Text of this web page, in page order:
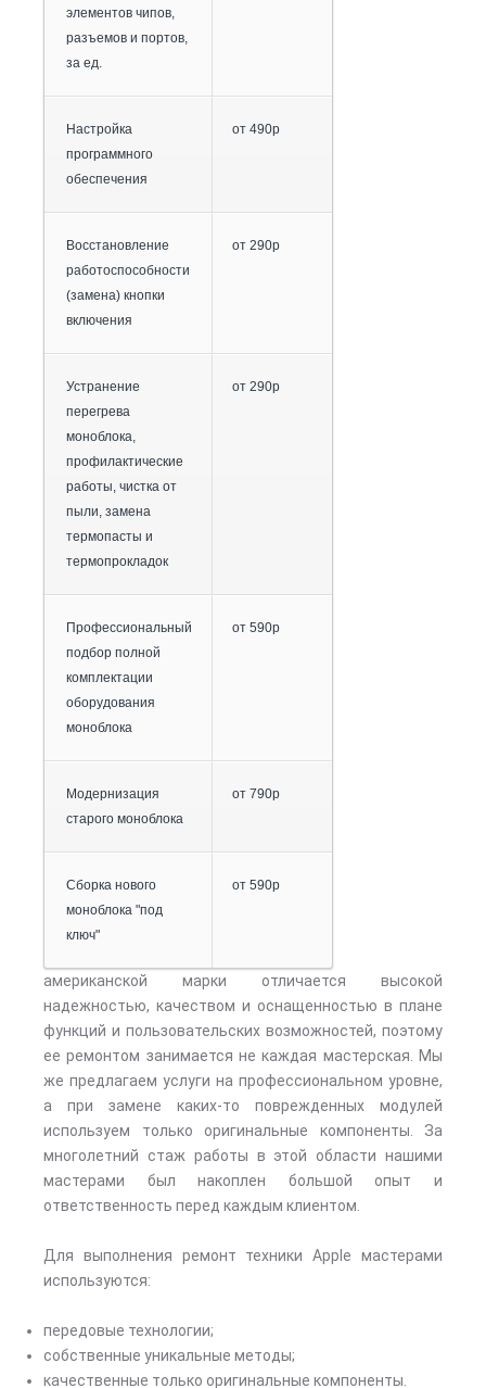
элементов чипов,
разъемов и портов,
за ед.
Настройка
программного
обеспечения
от 490р
Восстановление
работоспособности
(замена) кнопки
включения
от 290р
Устранение
перегрева
моноблока,
профилактические
работы, чистка от
пыли, замена
термопасты и
термопрокладок
от 290р
Профессиональный
подбор полной
комплектации
оборудования
моноблока
от 590р
Модернизация
старого моноблока
от 790р
Сборка нового
моноблока "под
ключ"
от 590р
американской марки отличается высокой
надежностью, качеством и оснащенностью в плане
функций и пользовательских возможностей, поэтому
ее ремонтом занимается не каждая мастерская. Мы
же предлагаем услуги на профессиональном уровне,
а при замене каких-то поврежденных модулей
используем только оригинальные компоненты. За
многолетний стаж работы в этой области нашими
мастерами был накоплен большой опыт и
ответственность перед каждым клиентом.
Для выполнения ремонт техники Apple мастерами
используются:
передовые технологии;
собственные уникальные методы;
качественные только оригинальные компоненты.